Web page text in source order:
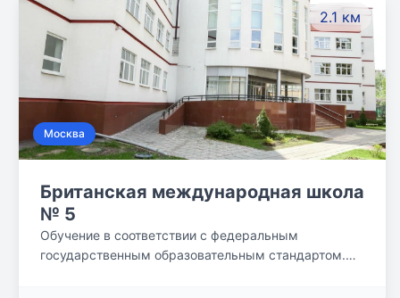
2.1 км
Москва
Британская международная школа
№ 5
Обучение в соответствии с федеральным
государственным образовательным стандартом.